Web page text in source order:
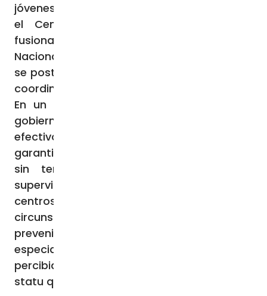
jóvenes, mientras que el Centro Maoísta y
el Centro Socialista Unificado se han
fusionado en un único bloque. En el Partido
Nacional Independiente, fundado en 2022,
se postula Sudan Gurung, líder estudiantil y
coordinador de las protestas de 2025.
En un contexto de tensiones sociales, el
gobierno interino ha desplegado a 340.000
efectivos entre policías y militares “para
garantizar unas elecciones libres, justas y
sin temor”. El personal de seguridad
supervisará aproximadamente 10.800
centros de votación en 165
circunscripciones, con el objetivo de
prevenir disturbios post-electorales,
especialmente si los resultados son
percibidos como una perpetuación del
statu quo anterior a las protestas.